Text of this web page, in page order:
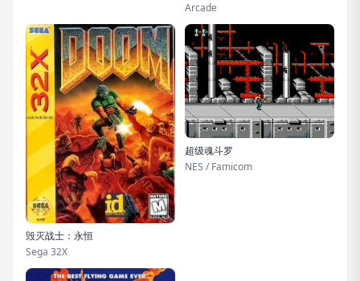
Arcade
毁灭战士：永恒
Sega 32X
超级魂斗罗
NES / Famicom